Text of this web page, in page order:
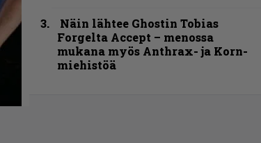
Näin lähtee Ghostin Tobias
Forgelta Accept – menossa
mukana myös Anthrax- ja Korn-
miehistöä